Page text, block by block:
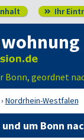
 Ihr
Bonn, geordnet
Nordrhein-Westfalen
um Bonn